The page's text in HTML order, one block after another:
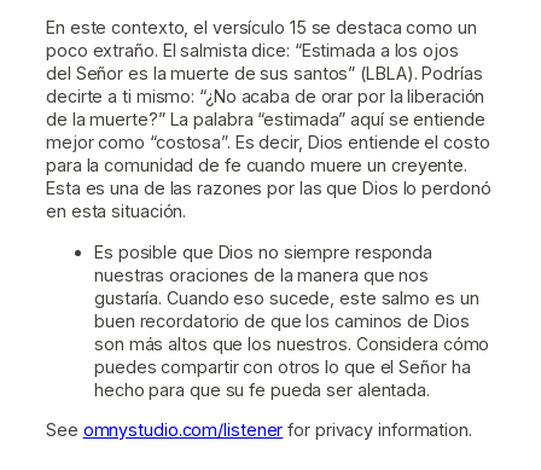
En este contexto, el versículo 15 se destaca como un
poco extraño. El salmista dice: “Estimada a los ojos
del Señor es la muerte de sus santos” (LBLA). Podrías
decirte a ti mismo: “¿No acaba de orar por la liberación
de la muerte?” La palabra “estimada” aquí se entiende
mejor como “costosa”. Es decir, Dios entiende el costo
para la comunidad de fe cuando muere un creyente.
Esta es una de las razones por las que Dios lo perdonó
en esta situación.
Es posible que Dios no siempre responda
nuestras oraciones de la manera que nos
gustaría. Cuando eso sucede, este salmo es un
buen recordatorio de que los caminos de Dios
son más altos que los nuestros. Considera cómo
puedes compartir con otros lo que el Señor ha
hecho para que su fe pueda ser alentada.
See omnystudio.com/listener for privacy information.